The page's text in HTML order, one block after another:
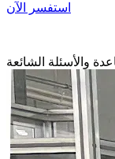
استفسر الآن
والأسئلة الشائعة